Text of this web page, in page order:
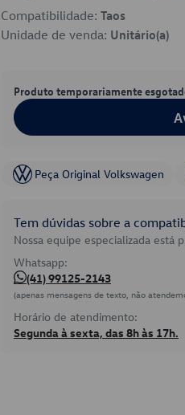
Compatibilidade: Taos
Unidade de venda: Unitário(a)
Produto temporariamente
Peça Original Volkswagen
Tem dúvidas sobre a
Nossa equipe especializada está
Whatsapp:
(41) 99125-2143
(apenas mensagens de texto, não
Horário de atendimento:
Segunda à sexta, das 8h às 17h.